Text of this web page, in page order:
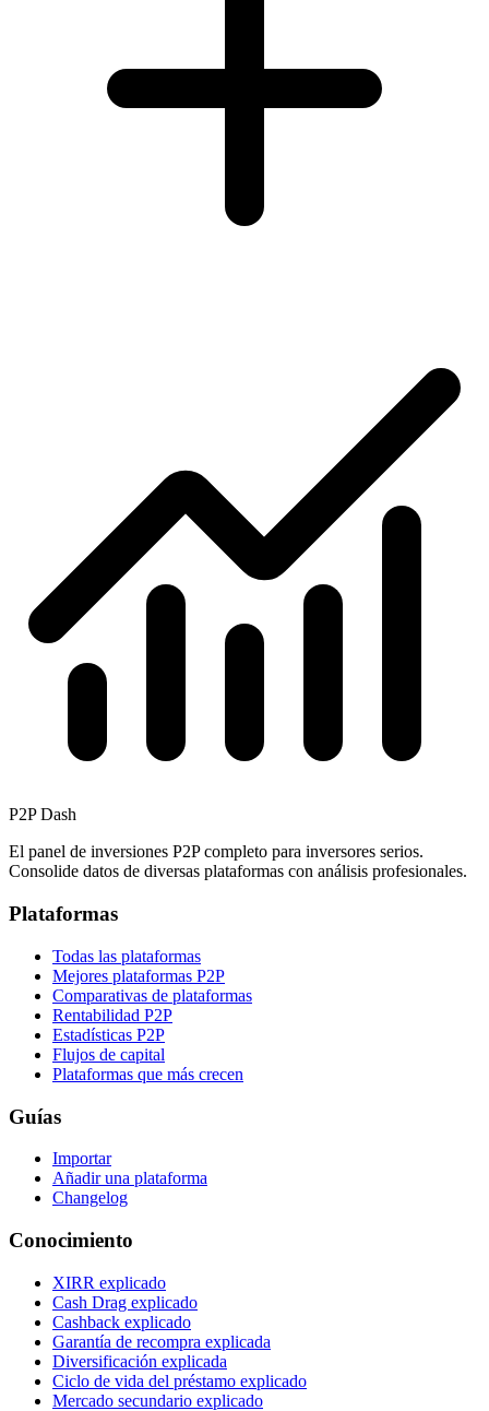
P2P Dash
El panel de inversiones P2P completo para inversores serios.
Consolide datos de diversas plataformas con análisis profesionales.
Plataformas
Todas las plataformas
Mejores plataformas P2P
Comparativas de plataformas
Rentabilidad P2P
Estadísticas P2P
Flujos de capital
Plataformas que más crecen
Guías
Importar
Añadir una plataforma
Changelog
Conocimiento
XIRR explicado
Cash Drag explicado
Cashback explicado
Garantía de recompra explicada
Diversificación explicada
Ciclo de vida del préstamo explicado
Mercado secundario explicado